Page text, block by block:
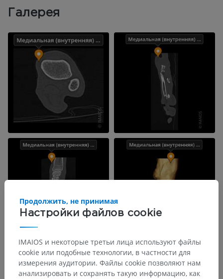
Галерея
Настройки файлов cookie
Продолжить, не принимая
IMAIOS и некоторые третьи лица используют файлы
cookie или подобные технологии, в частности для
измерения аудитории. Файлы cookie позволяют нам
анализировать и сохранять такую информацию, как